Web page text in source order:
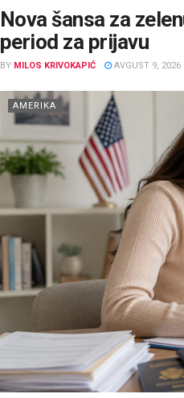
Nova šansa za
period za prijavu
BY MILOS KRIVOKAPIĆ AVGUST 9, 2026
AMERIKA